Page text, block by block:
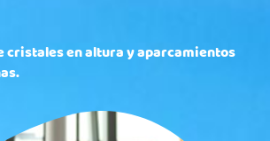
cristales en altura y aparcamientos